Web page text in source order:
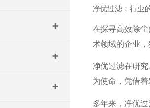
净优过滤：行业
在探寻高效除
术领域的企业
净优过滤在研
为使命，凭借
多年来，净优